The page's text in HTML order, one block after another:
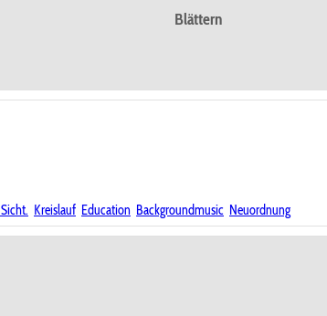
Blättern
Kreislauf Education Backgroundmusic Neuordnung